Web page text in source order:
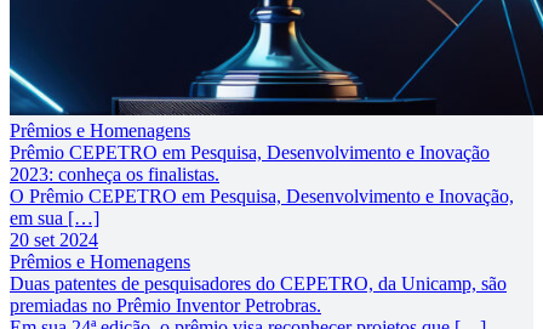
Prêmios e Homenagens
Prêmio CEPETRO em Pesquisa, Desenvolvimento e Inovação
2023: conheça os finalistas.
O Prêmio CEPETRO em Pesquisa, Desenvolvimento e Inovação,
em sua […]
20 set 2024
Prêmios e Homenagens
Duas patentes de pesquisadores do CEPETRO, da Unicamp, são
premiadas no Prêmio Inventor Petrobras.